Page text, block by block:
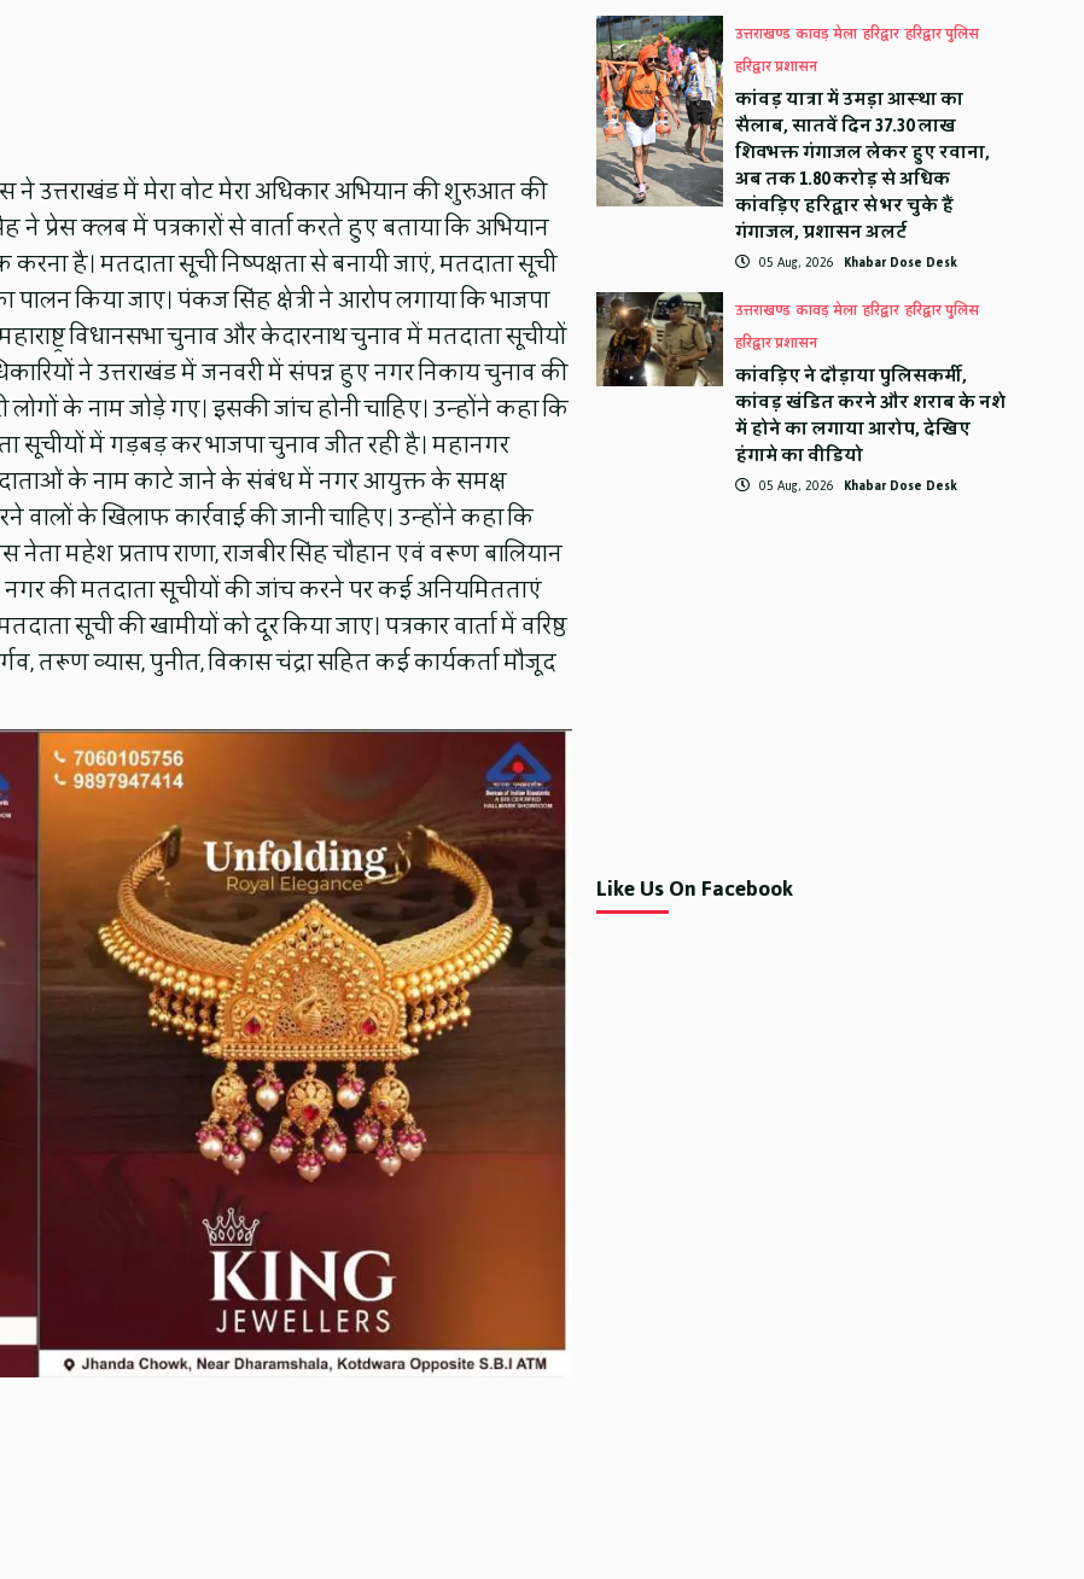
ने उत्तराखंड में मेरा वोट मेरा अधिकार अभियान की शुरुआत की
प्रेस क्लब में पत्रकारों से वार्ता करते हुए बताया कि अभियान
है। मतदाता सूची निष्पक्षता से बनायी जाएं, मतदाता सूची
पालन किया जाए। पंकज सिंह क्षेत्री ने आरोप लगाया कि भाजपा
विधानसभा चुनाव और केदारनाथ चुनाव में मतदाता सूचीयों
ने उत्तराखंड में जनवरी में संपन्न हुए नगर निकाय चुनाव की
के नाम जोड़े गए। इसकी जांच होनी चाहिए। उन्होंने कहा कि
सूचीयों में गड़बड़ कर भाजपा चुनाव जीत रही है। महानगर
के नाम काटे जाने के संबंध में नगर आयुक्त के समक्ष
के खिलाफ कार्रवाई की जानी चाहिए। उन्होंने कहा कि
महेश प्रताप राणा, राजबीर सिंह चौहान एवं वरूण बालियान
नगर की मतदाता सूचीयों की जांच करने पर कई अनियमितताएं
सूची की खामीयों को दूर किया जाए। पत्रकार वार्ता में वरिष्ठ
तरूण व्यास, पुनीत, विकास चंद्रा सहित कई कार्यकर्ता मौजूद
उत्तराखण्ड कावड़ मेला हरिद्वार हरिद्वार पुलिस
हरिद्वार प्रशासन
कांवड़ यात्रा में उमड़ा आस्था का
सैलाब, सातवें दिन 37.30 लाख
शिवभक्त गंगाजल लेकर हुए रवाना,
अब तक 1.80 करोड़ से अधिक
कांवड़िए हरिद्वार से भर चुके हैं
गंगाजल, प्रशासन अलर्ट
05 Aug, 2026 Khabar Dose Desk
उत्तराखण्ड कावड़ मेला हरिद्वार हरिद्वार पुलिस
हरिद्वार प्रशासन
कांवड़िए ने दौड़ाया पुलिसकर्मी,
कांवड़ खंडित करने और शराब के नशे
में होने का लगाया आरोप, देखिए
हंगामे का वीडियो
05 Aug, 2026 Khabar Dose Desk
Like Us On Facebook